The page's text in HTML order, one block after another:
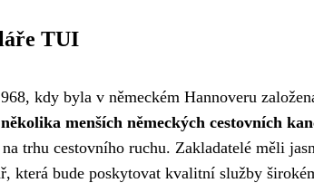
TUI
kdy byla v německém Hannoveru
menších německých cestovních
trhu cestovního ruchu. Zakladatelé měli
která bude poskytovat kvalitní služby